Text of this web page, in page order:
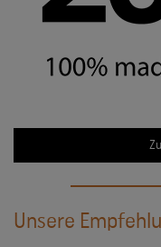
Unsere